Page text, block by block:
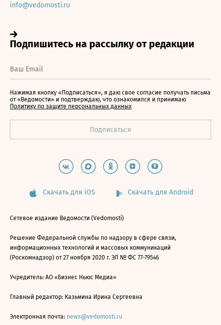
info@vedomosti.ru
Нажимая кнопку «Подписаться», я даю свое согласие получать письма
от «Ведомости» и подтверждаю, что ознакомился и принимаю
Политику по защите персональных данных
Скачать для iOS Скачать для Android
Сетевое издание Ведомости (Vedomosti)
Решение Федеральной службы по надзору в сфере связи,
информационных технологий и массовых коммуникаций
(Роскомнадзор) от 27 ноября 2020 г. ЭЛ № ФС 77-79546
Учредитель: АО «Бизнес Ньюс Медиа»
Главный редактор: Казьмина Ирина Сергеевна
Электронная почта: news@vedomosti.ru